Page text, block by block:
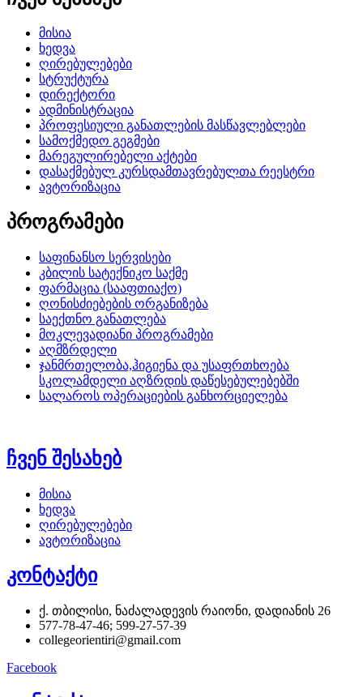
მისია
ხედვა
ღირებულებები
სტრუქტურა
დირექტორი
ადმინისტრაცია
პროფესიული განათლების მასწავლებლები
სამოქმედო გეგმები
მარეგულირებელი აქტები
დასაქმებულ კურსდამთავრებულთა რეესტრი
ავტორიზაცია
პროგრამები
საფინანსო სერვისები
კბილის სატექნიკო საქმე
ფარმაცია (სააფთიაქო)
ღონისძიებების ორგანიზება
საექთნო განათლება
მოკლევადიანი პროგრამები
აღმზრდელი
ჯანმრთელობა,ჰიგიენა და უსაფრთხოება
სკოლამდელი აღზრდის დაწესებულებებში
სალაროს ოპერაციების განხორციელება
ჩვენ შესახებ
მისია
ხედვა
ღირებულებები
ავტორიზაცია
კონტაქტი
ქ. თბილისი, ნაძალადევის რაიონი, დადიანის 26
577-78-47-46; 599-27-57-39
collegeorientiri@gmail.com
Facebook